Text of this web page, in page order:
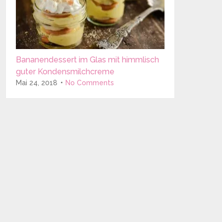
Bananendessert im Glas mit himmlisch
guter Kondensmilchcreme
Mai 24, 2018 No Comments